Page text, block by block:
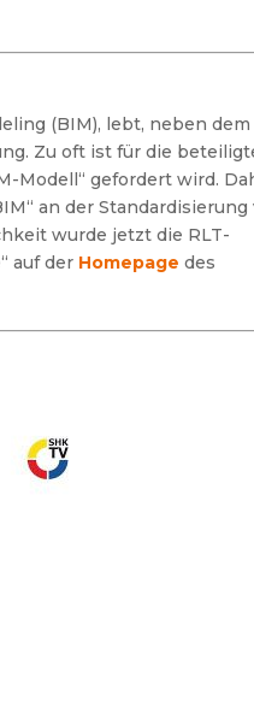
(BIM), lebt, neben dem
Zu oft ist für die
Modell“ gefordert wird.
an der Standardisierung
wurde jetzt die RLT-
auf der Homepage des